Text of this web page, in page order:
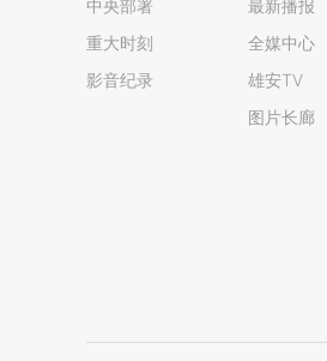
中央部署
重大时刻
影音纪录
最新播报
全媒中心
雄安TV
图片长廊